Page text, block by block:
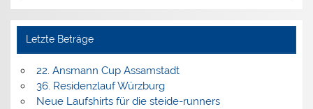
Letzte Beträge
22. Ansmann Cup Assamstadt
36. Residenzlauf Würzburg
Neue Laufshirts für die steide-runners